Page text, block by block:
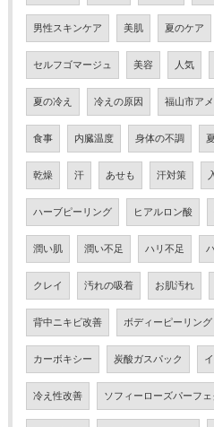
男性スキンケア 美肌 夏のケア
セルフゴマージュ 美容 人気
夏の冷え 冷えの原因 福山市アメ
食事 内臓温度 身体の不調
乾燥 汗 あせも 汗対策
ハーブピーリング ヒアルロン酸
潤い肌 潤い不足 ハリ不足
クレイ 汚れの吸着 お肌汚れ
背中ニキビ改善 ボディーピーリング
カーボキシー 炭酸ガスパック
冷え性改善 ソフィーローズパーフ